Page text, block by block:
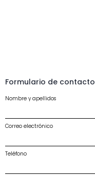
Formulario de contacto
Nombre y apellidos
Correo electrónico
Teléfono